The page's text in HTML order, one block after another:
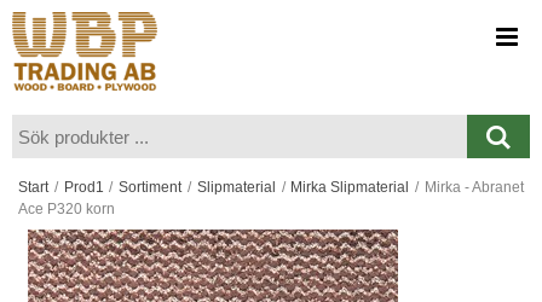
Start / Prod1 / Sortiment / Slipmaterial / Mirka Slipmaterial / Mirka - Abranet
Ace P320 korn
Visa varukorgen